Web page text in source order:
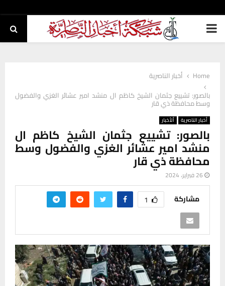
PRIMARY
Home
أخبار الناصرية
بالصور: تشييع جثمان الشيخ كاظم ال منشد امير عشائر الغزي والفضول
وسط محافظة ذي قار
أخبار الناصرية ألأخبار
بالصور: تشييع جثمان الشيخ كاظم ال
منشد امير عشائر الغزي والفضول وسط
محافظة ذي قار
26 فبراير، 2024
مشاركة 1